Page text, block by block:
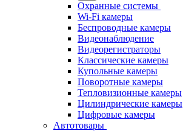
Охранные системы
Wi-Fi камеры
Беспроводные камеры
Видеонаблюдение
Видеорегистраторы
Классические камеры
Купольные камеры
Поворотные камеры
Тепловизионные камеры
Цилиндрические камеры
Цифровые камеры
Автотовары